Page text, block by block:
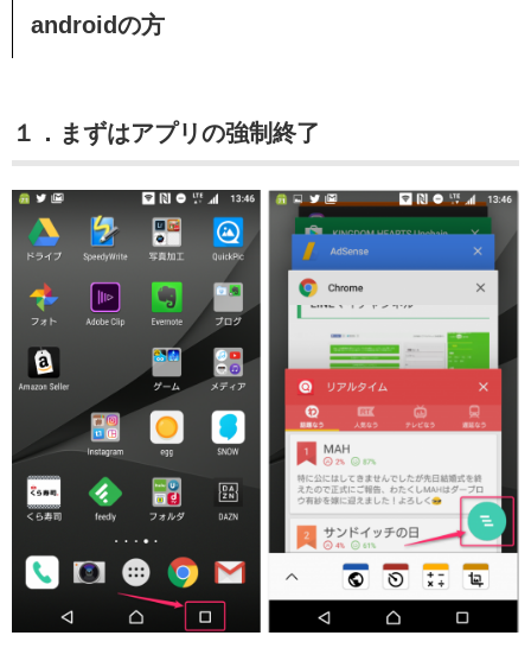
androidの方
１．まずはアプリの強制終了